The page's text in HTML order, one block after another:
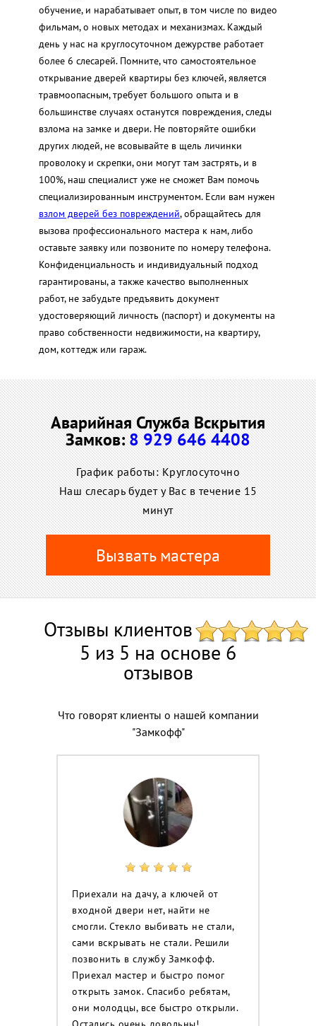
обучение, и нарабатывает опыт, в том числе по видео
фильмам, о новых методах и механизмах. Каждый
день у нас на круглосуточном дежурстве работает
более 6 слесарей. Помните, что самостоятельное
открывание дверей квартиры без ключей, является
травмоопасным, требует большого опыта и в
большинстве случаях останутся повреждения, следы
взлома на замке и двери. Не повторяйте ошибки
других людей, не всовывайте в щель личинки
проволоку и скрепки, они могут там застрять, и в
100%, наш специалист уже не сможет Вам помочь
специализированным инструментом. Если вам нужен
взлом дверей без повреждений, обращайтесь для
вызова профессионального мастера к нам, либо
оставьте заявку или позвоните по номеру телефона.
Конфиденциальность и индивидуальный подход
гарантированы, а также качество выполненных
работ, не забудьте предъявить документ
удостоверяющий личность (паспорт) и документы на
право собственности недвижимости, на квартиру,
дом, коттедж или гараж.
Аварийная Служба Вскрытия
Замков:8 929 646 4408
График работы: Круглосуточно
Наш слесарь будет у Вас в течение 15
минут
Вызвать мастера
Отзывы клиентов
5 из 5 на основе 6
отзывов
Что говорят клиенты о нашей компании
"Замкофф"
Приехали на дачу, а ключей от
входной двери нет, найти не
смогли. Стекло выбивать не стали,
сами вскрывать не стали. Решили
позвонить в службу Замкофф.
Приехал мастер и быстро помог
открыть замок. Спасибо ребятам,
они молодцы, все быстро открыли.